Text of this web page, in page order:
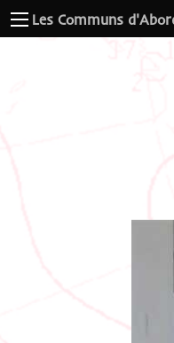
Les Communs